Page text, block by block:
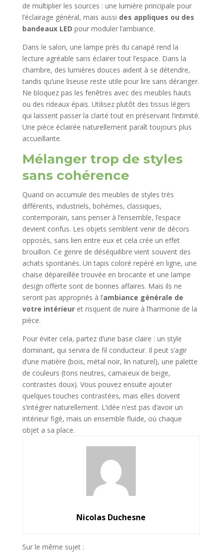
de multiplier les sources : une lumière principale pour
l’éclairage général, mais aussi des appliques ou des
bandeaux LED pour moduler l’ambiance.
Dans le salon, une lampe près du canapé rend la
lecture agréable sans éclairer tout l’espace. Dans la
chambre, des lumières douces aident à se détendre,
tandis qu’une liseuse reste utile pour lire sans déranger.
Ne bloquez pas les fenêtres avec des meubles hauts
ou des rideaux épais. Utilisez plutôt des tissus légers
qui laissent passer la clarté tout en préservant l’intimité.
Une pièce éclairée naturellement paraît toujours plus
accueillante.
Mélanger trop de styles
sans cohérence
Quand on accumule des meubles de styles très
différents, industriels, bohèmes, classiques,
contemporain, sans penser à l’ensemble, l’espace
devient confus. Les objets semblent venir de décors
opposés, sans lien entre eux et cela crée un effet
brouillon. Ce genre de déséquilibre vient souvent des
achats spontanés. Un tapis coloré repéré en ligne, une
chaise dépareillée trouvée en brocante et une lampe
design offerte sont de bonnes affaires. Mais ils ne
seront pas appropriés à l’ambiance générale de
votre intérieuret risquent de nuire à l’harmonie de la
pièce.
Pour éviter cela, partez d’une base claire : un style
dominant, qui servira de fil conducteur. Il peut s’agir
d’une matière (bois, métal noir, lin naturel), une palette
de couleurs (tons neutres, camaïeux de beige,
contrastes doux). Vous pouvez ensuite ajouter
quelques touches contrastées, mais elles doivent
s’intégrer naturellement. L’idée n’est pas d’avoir un
intérieur figé, mais un ensemble fluide, où chaque
objet a sa place.
Nicolas Duchesne
Sur le même sujet :